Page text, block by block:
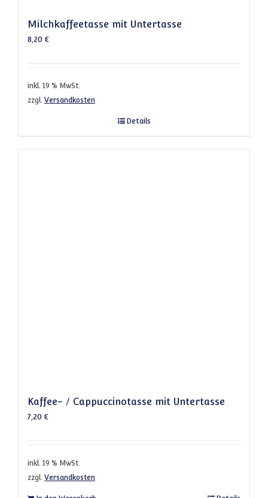
Milchkaffeetasse mit Untertasse
8,20 €
inkl. 19 % MwSt.
zzgl. Versandkosten
Details
Kaffee- / Cappuccinotasse mit Untertasse
7,20 €
inkl. 19 % MwSt.
zzgl. Versandkosten